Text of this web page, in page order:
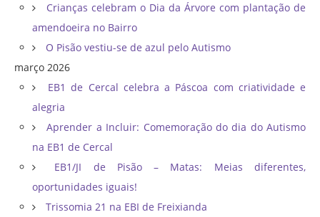
Crianças celebram o Dia da Árvore com plantação de
amendoeira no Bairro
O Pisão vestiu-se de azul pelo Autismo
março 2026
EB1 de Cercal celebra a Páscoa com criatividade e
alegria
Aprender a Incluir: Comemoração do dia do Autismo
na EB1 de Cercal
EB1/JI de Pisão – Matas: Meias diferentes,
oportunidades iguais!
Trissomia 21 na EBI de Freixianda